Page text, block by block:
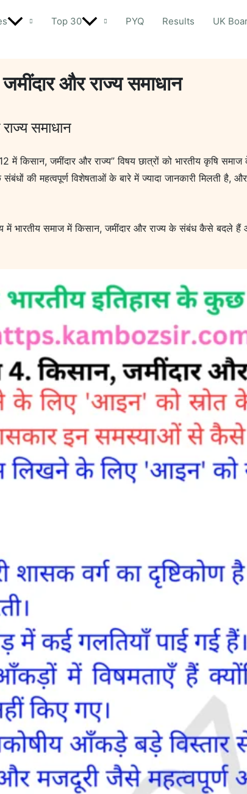
Top 30 PYQ Results UK
और राज्य समाधान
समाधान
12 में किसान, जमींदार और राज्य” विषय छात्रों को भारतीय कृषि
की महत्वपूर्ण विशेषताओं के बारे में ज्यादा जानकारी मिलती
भारतीय समाज में किसान, जमींदार और राज्य के संबंध कैसे बदले